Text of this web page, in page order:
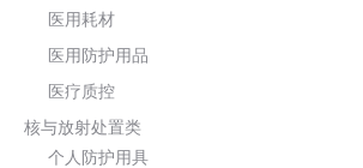
医用耗材
医用防护用品
医疗质控
核与放射处置类
个人防护用具